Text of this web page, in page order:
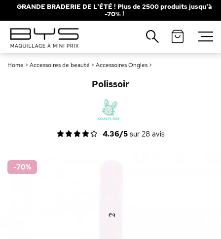
GRANDE BRADERIE DE L'ÉTÉ ! Plus de 2500 produits jusqu'à
-70% !
Home > Accessoires de beauté > Accessoires Ongles >
Polissoir
4.36/5sur 28avis
-70%
Fermer
Recherches populaires
Mascara